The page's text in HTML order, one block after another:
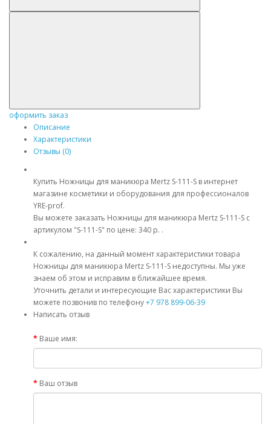
оформить заказ
Описание
Характеристики
Отзывы (0)
Купить Ножницы для маникюра Mertz S-111-S в интернет
магазине косметики и оборудования для профессионалов
YRE-prof.
Вы можете заказать Ножницы для маникюра Mertz S-111-S с
артикулом "S-111-S" по цене: 340 р. .
К сожалению, на данный момент характеристики товара
Ножницы для маникюра Mertz S-111-S недоступны. Мы уже
знаем об этом и исправим в ближайшее время.
Уточнить детали и интересующие Вас характеристики Вы
можете позвонив по телефону+7 978 899-06-39
Написать отзыв
Ваше имя:
Ваш отзыв